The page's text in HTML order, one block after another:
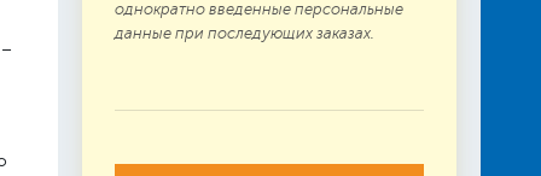
однократно введенные персональные
данные при последующих заказах.